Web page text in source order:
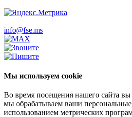
info@fse.ms
Мы используем cookie
Во время посещения нашего сайта вы
мы обрабатываем ваши
использованием метрических